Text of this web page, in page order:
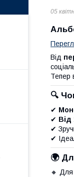
05
Від
Тепер
🔍
✔
✔ Від
✔
✔
🌍
🔸 Для